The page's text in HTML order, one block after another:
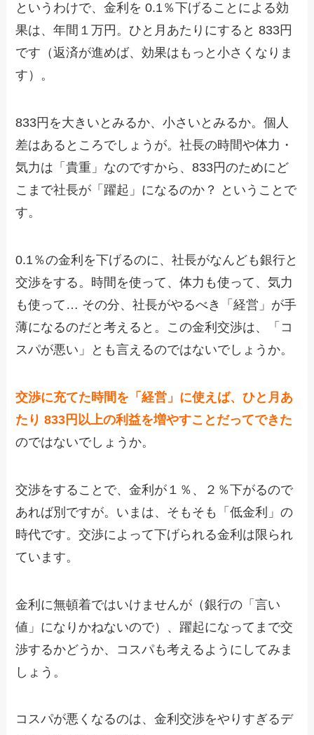
というわけで、金利を 0.1％下げることによる効
果は、年間１万円。ひと月あたりにすると 833円
です（返済が進めば、効果はもっと小さくなりま
す）。
833円を大きいとみるか、小さいとみるか。個人
差はあるところでしょうが。社長の時間や体力・
気力は「貴重」なのですから、833円のためにど
こまで社長が「躍起」になるのか？ ということで
す。
0.1％の金利を下げるのに、社長がなんども銀行と
交渉をする。時間を使って、体力も使って、気力
も使って… その分、社長がやるべき「経営」が手
薄になるのだと考えると。この金利交渉は、「コ
スパが悪い」とも言えるのではないでしょうか。
交渉に充てた時間を「経営」に使えば、ひと月あ
たり 833円以上の利益を増やすことだってできた
のではないでしょうか。
交渉をすることで、金利が１％、２％下がるので
あれば別ですが。いまは、そもそも「低金利」の
時代です。交渉によって下げられる金利は限られ
ています。
金利に無頓着ではいけませんが（銀行の「言い
値」になりかねないので）、躍起になってまで交
渉するかどうか、コスパも考えるようにしてみま
しょう。
コスパが悪くなるのは、金利交渉をやりすぎるデ